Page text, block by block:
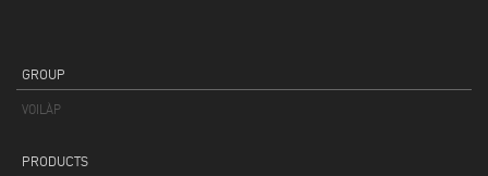
GROUP
VOILÀP
PRODUCTS